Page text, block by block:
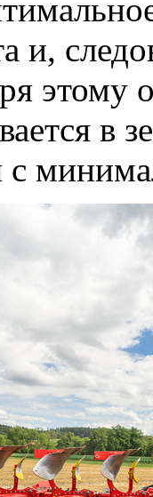
и,
этому
в
с